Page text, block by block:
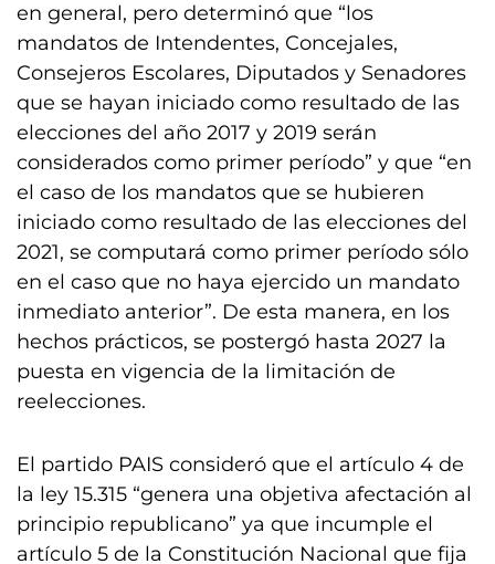
en general, pero determinó que “los
mandatos de Intendentes, Concejales,
Consejeros Escolares, Diputados y Senadores
que se hayan iniciado como resultado de las
elecciones del año 2017 y 2019 serán
considerados como primer período” y que “en
el caso de los mandatos que se hubieren
iniciado como resultado de las elecciones del
2021, se computará como primer período sólo
en el caso que no haya ejercido un mandato
inmediato anterior”. De esta manera, en los
hechos prácticos, se postergó hasta 2027 la
puesta en vigencia de la limitación de
reelecciones.
El partido PAIS consideró que el artículo 4 de
la ley 15.315 “genera una objetiva afectación al
principio republicano” ya que incumple el
artículo 5 de la Constitución Nacional que fija